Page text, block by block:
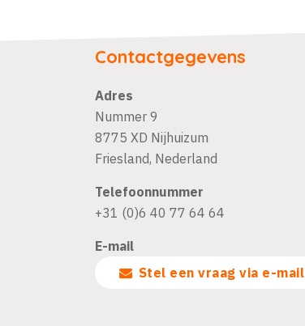
Contactgegevens
Adres
Nummer 9
8775 XD Nijhuizum
Friesland, Nederland
Telefoonnummer
+31 (0)6 40 77 64 64
E-mail
Stel een vraag via e-mail